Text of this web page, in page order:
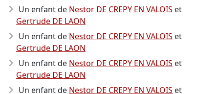
Un enfant de Nestor DE CREPY EN VALOIS et
Gertrude DE LAON
Un enfant de Nestor DE CREPY EN VALOIS et
Gertrude DE LAON
Un enfant de Nestor DE CREPY EN VALOIS et
Gertrude DE LAON
Un enfant de Nestor DE CREPY EN VALOIS et